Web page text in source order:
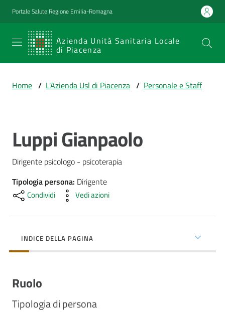
Vai al contenuto
Vai alla navigazione
Vai al footer
Portale Salute Regione Emilia-Romagna
Azienda Unità Sanitaria Locale
di Piacenza
SERVIZIO
SANITARIO
Emilia-
Sanitaria Locale
di Piacenza
Prestazioni
e
percorsi
di
fare
Home / L'Azienda Usl di Piacenza / Personale e Staff
Salta al contenuto
Luppi Gianpaolo
Dirigente psicologo - psicoterapia
Tipologia persona: Dirigente
Condividi Vedi azioni
INDICE DELLA PAGINA
Ruolo
Tipologia di persona